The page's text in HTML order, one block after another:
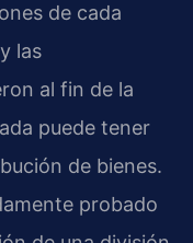
de cada
las
al fin de la
puede tener
de bienes.
probado